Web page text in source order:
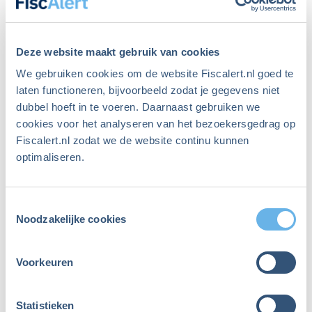
Deze website maakt gebruik van cookies
We gebruiken cookies om de website Fiscalert.nl goed te
laten functioneren, bijvoorbeeld zodat je gegevens niet
dubbel hoeft in te voeren. Daarnaast gebruiken we
cookies voor het analyseren van het bezoekersgedrag op
Fiscalert.nl zodat we de website continu kunnen
optimaliseren.
Noodzakelijke cookies
Voorkeuren
Statistieken
gewenste editie openen en lezen.
Waarvoor kan ik terecht bij de
Klantenservice van FiscAlert?
Bij vragen over je lidmaatschap, de bezorging of
inloggen kun je terecht bij de Klantenservice. Bel
de Klantenservice op werkdagen tussen 9.00 en
17.00 uur op 085-4835720 of mail naar
klantenservice@fiscalert.nl. Vermeld je naam, je
Hoe geef ik een adreswijziging
of wijziging van een mailadres
door?